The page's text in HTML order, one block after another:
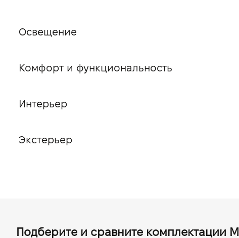
Освещение
Комфорт и функциональность
Интерьер
Экстерьер
Подберите и сравните комплектации